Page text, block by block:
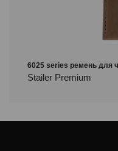
6025 series ремень для
Stailer Premium